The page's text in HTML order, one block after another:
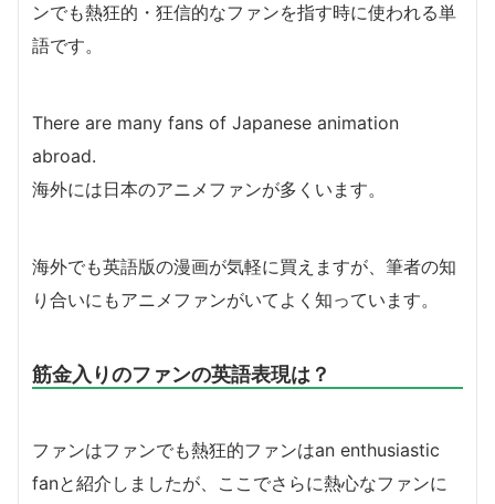
ンでも熱狂的・狂信的なファンを指す時に使われる単
語です。
There are many fans of Japanese animation
abroad.
海外には日本のアニメファンが多くいます。
海外でも英語版の漫画が気軽に買えますが、筆者の知
り合いにもアニメファンがいてよく知っています。
筋金入りのファンの英語表現は？
ファンはファンでも熱狂的ファンはan enthusiastic
fanと紹介しましたが、ここでさらに熱心なファンに